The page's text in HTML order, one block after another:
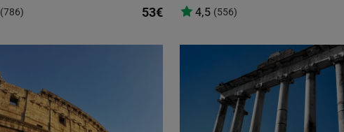
(786) 53€ 4,5 (556)